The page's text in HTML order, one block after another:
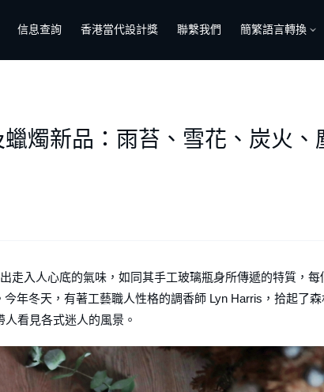
信息查詢 香港當代設計獎 聯繫我們 簡繁語言轉換
燭新品：雨苔、雪花、炭火
走入人心底的氣味，如同其手工玻璃瓶身所傳遞的特質，每
年冬天，有著工藝職人性格的調香師 Lyn Harris，拾起了森
看見各式迷人的風景。